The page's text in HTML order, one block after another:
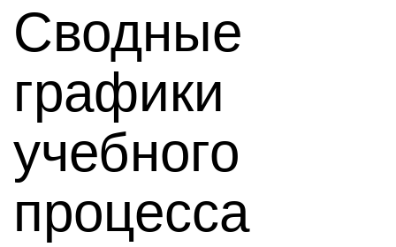
Сводные
графики
учебного
процесса